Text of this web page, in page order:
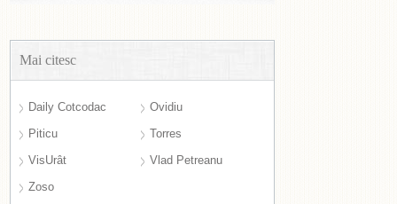
Mai citesc
Daily Cotcodac
Ovidiu
Piticu
Torres
VisUrât
Vlad Petreanu
Zoso